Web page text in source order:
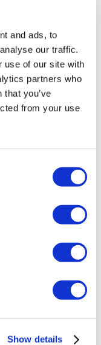
and ads, to
our traffic.
use of our site with
partners who
you’ve
from your use
Show details
Испания